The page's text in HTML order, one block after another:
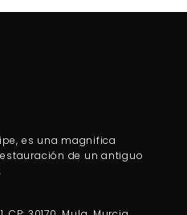
es una magnifica
de un antiguo